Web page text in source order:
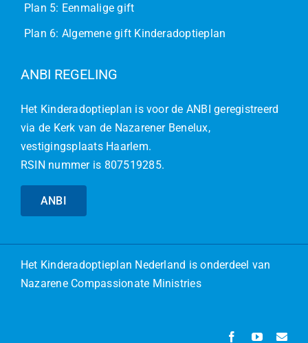
Plan 5: Eenmalige gift
Plan 6: Algemene gift Kinderadoptieplan
ANBI REGELING
Het Kinderadoptieplan is voor de ANBI geregistreerd
via de Kerk van de Nazarener Benelux,
vestigingsplaats Haarlem.
RSIN nummer is 807519285.
ANBI
Het Kinderadoptieplan Nederland is onderdeel van
Nazarene Compassionate Ministries